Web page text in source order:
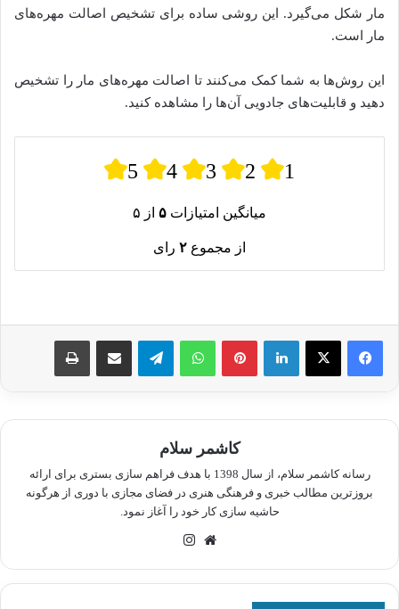
مار شکل می‌گیرد. این روشی ساده برای تشخیص اصالت مهره‌های
مار است.
این روش‌ها به شما کمک می‌کنند تا اصالت مهره‌های مار را تشخیص
دهید و قابلیت‌های جادویی آن‌ها را مشاهده کنید.
5 4 3 2 1
میانگین امتیازات ۵ از ۵
از مجموع ۲ رای
لینکدین پینترستواتس آپ تلگرام اشتراک گذاری از طریق ایمیل چاپ
کاشمر سلام
رسانه کاشمر سلام، از سال 1398 با هدف فراهم سازی بستری برای ارائه
بروزترین مطالب خبری و فرهنگی هنری در فضای مجازی با دوری از هرگونه
حاشیه سازی کار خود را آغاز نمود.
وبسایت